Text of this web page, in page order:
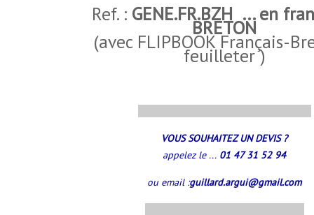
Ref. : GENE.FR.BZH ... en
BRETON
(avec FLIPBOOK Français-
feuilleter )
VOUS SOUHAITEZ UN DEVIS ?
appelez le ... 01 47 31 52 94
ou email :guillard.argui@gmail.com